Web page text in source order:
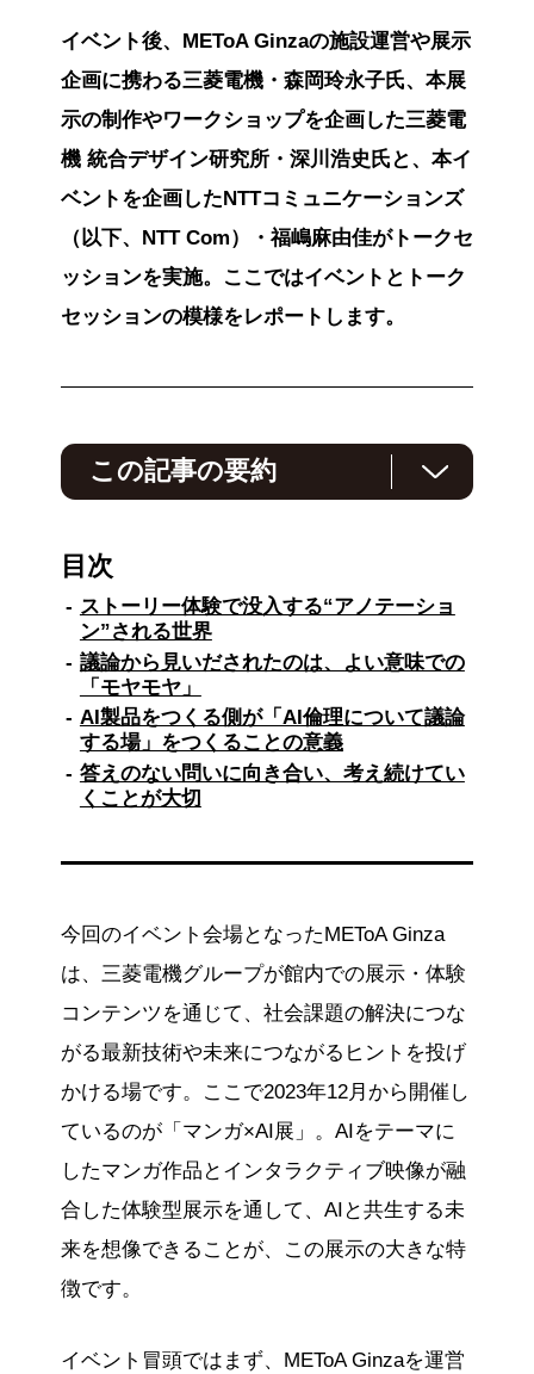
イベント後、METoA Ginzaの施設運営や展示
企画に携わる三菱電機・森岡玲永子氏、本展
示の制作やワークショップを企画した三菱電
機 統合デザイン研究所・深川浩史氏と、本イ
ベントを企画したNTTコミュニケーションズ
（以下、NTT Com）・福嶋麻由佳がトークセ
ッションを実施。ここではイベントとトーク
セッションの模様をレポートします。
この記事の要約
催中の「マンガ×AI展」と共同で、OPEN HUB
Baseがワークショップを実施しました。
参加者はマンガ『幻燈モラリティ』を通じて展
示を体験し、議論を深めます。
AIによる行動のアノテーションや判断基準の偏
りなど、さまざまな観点から意見が交わされ、
AIとの共生について考える重要な機会となりま
した。
ワークショップイベントを振り返り、三菱電機
の企画担当者はAI製品を開発する立場から、AI
た。
※この要約は生成AIをもとに作成しています
目次
ストーリー体験で没入する“アノテーショ
ン”される世界
議論から見いだされたのは、よい意味での
「モヤモヤ」
AI製品をつくる側が「AI倫理について議論
する場」をつくることの意義
答えのない問いに向き合い、考え続けてい
くことが大切
今回のイベント会場となったMEToA Ginza
は、三菱電機グループが館内での展示・体験
コンテンツを通じて、社会課題の解決につな
がる最新技術や未来につながるヒントを投げ
かける場です。ここで2023年12月から開催し
ているのが「マンガ×AI展」。AIをテーマに
したマンガ作品とインタラクティブ映像が融
合した体験型展示を通して、AIと共生する未
来を想像できることが、この展示の大きな特
徴です。
イベント冒頭ではまず、METoA Ginzaを運営